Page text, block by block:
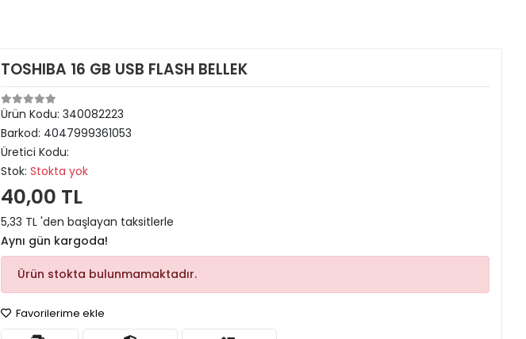
TOSHIBA 16 GB USB FLASH BELLEK
Ürün Kodu: 340082223
Barkod: 4047999361053
Üretici Kodu:
Stok: Stokta yok
40,00 TL
5,33 TL 'den başlayan taksitlerle
Aynı gün kargoda!
Ürün stokta bulunmamaktadır.
Favorilerime ekle